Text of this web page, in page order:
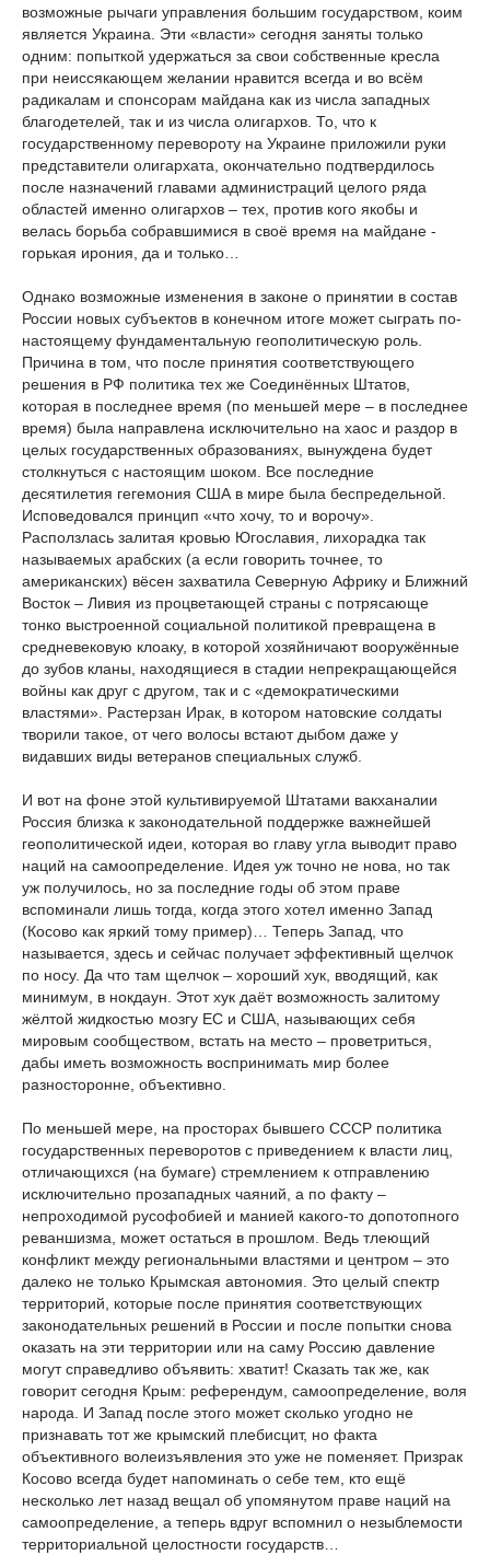
возможные рычаги управления большим государством, коим
является Украина. Эти «власти» сегодня заняты только
одним: попыткой удержаться за свои собственные кресла
при неиссякающем желании нравится всегда и во всём
радикалам и спонсорам майдана как из числа западных
благодетелей, так и из числа олигархов. То, что к
государственному перевороту на Украине приложили руки
представители олигархата, окончательно подтвердилось
после назначений главами администраций целого ряда
областей именно олигархов – тех, против кого якобы и
велась борьба собравшимися в своё время на майдане -
горькая ирония, да и только…
Однако возможные изменения в законе о принятии в состав
России новых субъектов в конечном итоге может сыграть по-
настоящему фундаментальную геополитическую роль.
Причина в том, что после принятия соответствующего
решения в РФ политика тех же Соединённых Штатов,
которая в последнее время (по меньшей мере – в последнее
время) была направлена исключительно на хаос и раздор в
целых государственных образованиях, вынуждена будет
столкнуться с настоящим шоком. Все последние
десятилетия гегемония США в мире была беспредельной.
Исповедовался принцип «что хочу, то и ворочу».
Расползлась залитая кровью Югославия, лихорадка так
называемых арабских (а если говорить точнее, то
американских) вёсен захватила Северную Африку и Ближний
Восток – Ливия из процветающей страны с потрясающе
тонко выстроенной социальной политикой превращена в
средневековую клоаку, в которой хозяйничают вооружённые
до зубов кланы, находящиеся в стадии непрекращающейся
войны как друг с другом, так и с «демократическими
властями». Растерзан Ирак, в котором натовские солдаты
творили такое, от чего волосы встают дыбом даже у
видавших виды ветеранов специальных служб.
И вот на фоне этой культивируемой Штатами вакханалии
Россия близка к законодательной поддержке важнейшей
геополитической идеи, которая во главу угла выводит право
наций на самоопределение. Идея уж точно не нова, но так
уж получилось, но за последние годы об этом праве
вспоминали лишь тогда, когда этого хотел именно Запад
(Косово как яркий тому пример)… Теперь Запад, что
называется, здесь и сейчас получает эффективный щелчок
по носу. Да что там щелчок – хороший хук, вводящий, как
минимум, в нокдаун. Этот хук даёт возможность залитому
жёлтой жидкостью мозгу ЕС и США, называющих себя
мировым сообществом, встать на место – проветриться,
дабы иметь возможность воспринимать мир более
разносторонне, объективно.
По меньшей мере, на просторах бывшего СССР политика
государственных переворотов с приведением к власти лиц,
отличающихся (на бумаге) стремлением к отправлению
исключительно прозападных чаяний, а по факту –
непроходимой русофобией и манией какого-то допотопного
реваншизма, может остаться в прошлом. Ведь тлеющий
конфликт между региональными властями и центром – это
далеко не только Крымская автономия. Это целый спектр
территорий, которые после принятия соответствующих
законодательных решений в России и после попытки снова
оказать на эти территории или на саму Россию давление
могут справедливо объявить: хватит! Сказать так же, как
говорит сегодня Крым: референдум, самоопределение, воля
народа. И Запад после этого может сколько угодно не
признавать тот же крымский плебисцит, но факта
объективного волеизъявления это уже не поменяет. Призрак
Косово всегда будет напоминать о себе тем, кто ещё
несколько лет назад вещал об упомянутом праве наций на
самоопределение, а теперь вдруг вспомнил о незыблемости
территориальной целостности государств…